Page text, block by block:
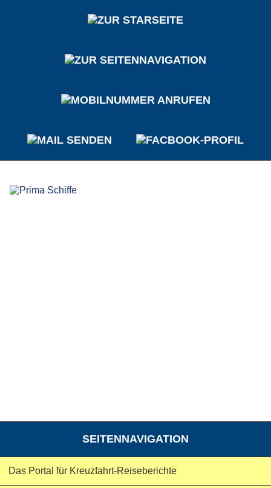
SEITENNAVIGATION
Das Portal für Kreuzfahrt-Reiseberichte